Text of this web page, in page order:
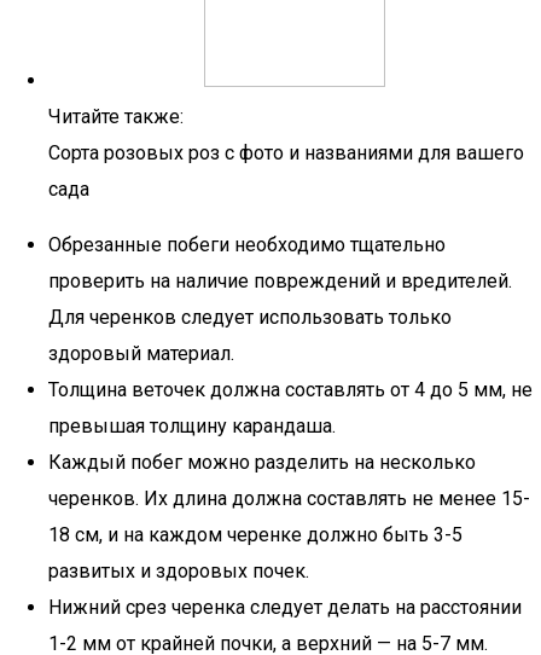
Читайте также:
Сорта розовых роз с фото и названиями для вашего
сада
Обрезанные побеги необходимо тщательно
проверить на наличие повреждений и вредителей.
Для черенков следует использовать только
здоровый материал.
Толщина веточек должна составлять от 4 до 5 мм, не
превышая толщину карандаша.
Каждый побег можно разделить на несколько
черенков. Их длина должна составлять не менее 15-
18 см, и на каждом черенке должно быть 3-5
развитых и здоровых почек.
Нижний срез черенка следует делать на расстоянии
1-2 мм от крайней почки, а верхний — на 5-7 мм.